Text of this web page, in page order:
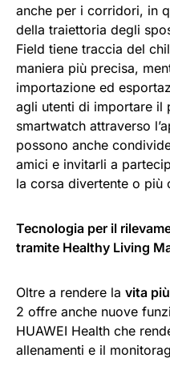
anche per i corridori, in
della traiettoria degli
Field tiene traccia del
maniera più precisa,
importazione ed
agli utenti di importare il
smartwatch attraverso
possono anche
amici e invitarli a
la corsa divertente o più
Tecnologia per il
tramite Healthy Living
Oltre a rendere la vita
2 offre anche nuove
HUAWEI Health che
allenamenti e il